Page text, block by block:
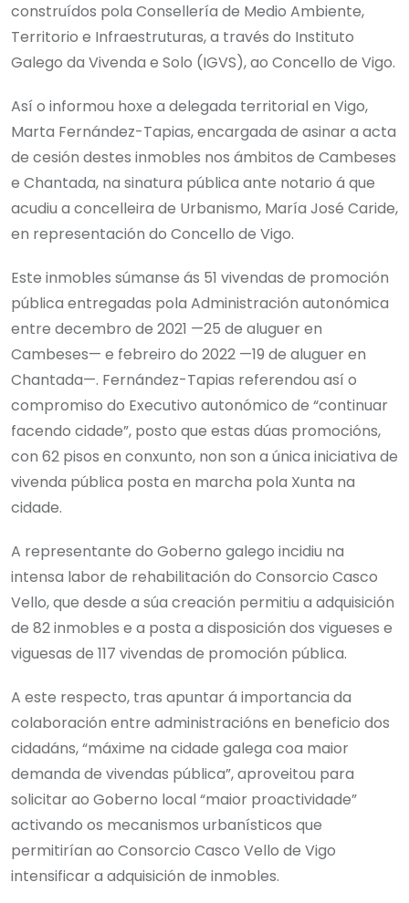
construídos pola Consellería de Medio Ambiente,
Territorio e Infraestruturas, a través do Instituto
Galego da Vivenda e Solo (IGVS), ao Concello de Vigo.
Así o informou hoxe a delegada territorial en Vigo,
Marta Fernández-Tapias, encargada de asinar a acta
de cesión destes inmobles nos ámbitos de Cambeses
e Chantada, na sinatura pública ante notario á que
acudiu a concelleira de Urbanismo, María José Caride,
en representación do Concello de Vigo.
Este inmobles súmanse ás 51 vivendas de promoción
pública entregadas pola Administración autonómica
entre decembro de 2021 —25 de aluguer en
Cambeses— e febreiro do 2022 —19 de aluguer en
Chantada—. Fernández-Tapias referendou así o
compromiso do Executivo autonómico de “continuar
facendo cidade”, posto que estas dúas promocións,
con 62 pisos en conxunto, non son a única iniciativa de
vivenda pública posta en marcha pola Xunta na
cidade.
A representante do Goberno galego incidiu na
intensa labor de rehabilitación do Consorcio Casco
Vello, que desde a súa creación permitiu a adquisición
de 82 inmobles e a posta a disposición dos vigueses e
viguesas de 117 vivendas de promoción pública.
A este respecto, tras apuntar á importancia da
colaboración entre administracións en beneficio dos
cidadáns, “máxime na cidade galega coa maior
demanda de vivendas pública”, aproveitou para
solicitar ao Goberno local “maior proactividade”
activando os mecanismos urbanísticos que
permitirían ao Consorcio Casco Vello de Vigo
intensificar a adquisición de inmobles.